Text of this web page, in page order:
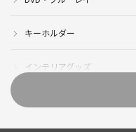
キーホルダー
インテリアグッズ